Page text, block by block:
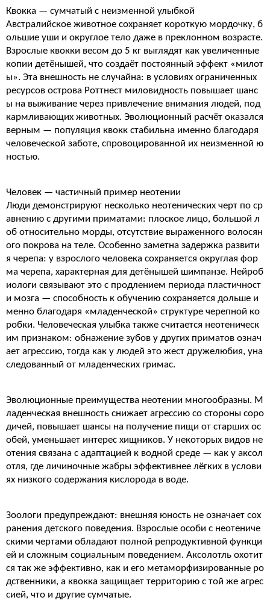
Квокка — сумчатый с неизменной улыбкой
Австралийское животное сохраняет короткую мордочку, б
ольшие уши и округлое тело даже в преклонном возрасте.
Взрослые квокки весом до 5 кг выглядят как увеличенные
копии детёнышей, что создаёт постоянный эффект «милот
ы». Эта внешность не случайна: в условиях ограниченных
ресурсов острова Роттнест миловидность повышает шанс
ы на выживание через привлечение внимания людей, под
кармливающих животных. Эволюционный расчёт оказался
верным — популяция квокк стабильна именно благодаря
человеческой заботе, спровоцированной их неизменной ю
ностью.
Человек — частичный пример неотении
Люди демонстрируют несколько неотенических черт по ср
авнению с другими приматами: плоское лицо, большой л
об относительно морды, отсутствие выраженного волосян
ого покрова на теле. Особенно заметна задержка развити
я черепа: у взрослого человека сохраняется округлая фор
ма черепа, характерная для детёнышей шимпанзе. Нейроб
иологи связывают это с продлением периода пластичност
и мозга — способность к обучению сохраняется дольше и
менно благодаря «младенческой» структуре черепной ко
робки. Человеческая улыбка также считается неотеническ
им признаком: обнажение зубов у других приматов означ
ает агрессию, тогда как у людей это жест дружелюбия, уна
следованный от младенческих гримас.
Эволюционные преимущества неотении многообразны. М
ладенческая внешность снижает агрессию со стороны соро
дичей, повышает шансы на получение пищи от старших ос
обей, уменьшает интерес хищников. У некоторых видов не
отения связана с адаптацией к водной среде — как у аксол
отля, где личиночные жабры эффективнее лёгких в услови
ях низкого содержания кислорода в воде.
Зоологи предупреждают: внешняя юность не означает сох
ранения детского поведения. Взрослые особи с неотениче
скими чертами обладают полной репродуктивной функци
ей и сложным социальным поведением. Аксолотль охотит
ся так же эффективно, как и его метаморфизированные ро
дственники, а квокка защищает территорию с той же агрес
сией, что и другие сумчатые.